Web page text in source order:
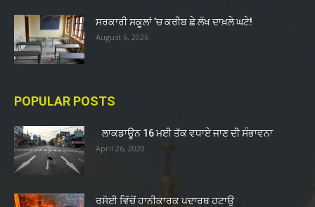
ਸਰਕਾਰੀ ਸਕੂਲਾਂ ’ਚ ਕਰੀਬ ਛੇ ਲੱਖ ਦਾਖ਼ਲੇ ਘਟੇ!
August 6, 2026
POPULAR POSTS
ਲਾਕਡਾਊਨ 16 ਮਈ ਤੱਕ ਵਧਾਏ ਜਾਣ ਦੀ ਸੰਭਾਵਨਾ
April 26, 2020
ਰਸੋਈ ਵਿੱਚੋਂ ਹਾਨੀਕਾਰਕ ਪਦਾਰਥ ਹਟਾਉ